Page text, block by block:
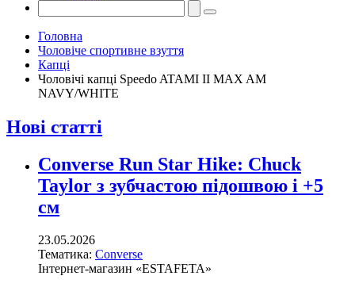
Головна
Чоловіче спортивне взуття
Капці
Чоловічі капці Speedo ATAMI II MAX AM
NAVY/WHITE
Нові статті
Converse Run Star Hike: Chuck
Taylor з зубчастою підошвою і +5
см
23.05.2026
Тематика: Converse
Інтернет-магазин «ESTAFETA»